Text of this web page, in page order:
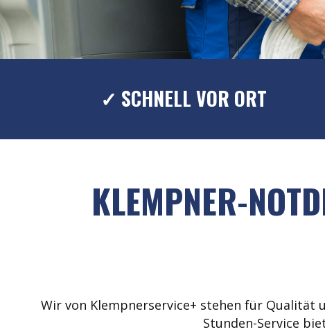
✓ SCHNELL VOR ORT
KLEMPNER-
Wir von Klempnerservice+ stehen für Qualität
Stunden-Service